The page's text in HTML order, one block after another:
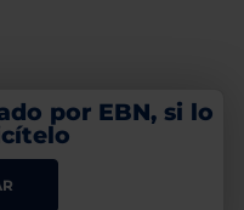
por EBN, si lo